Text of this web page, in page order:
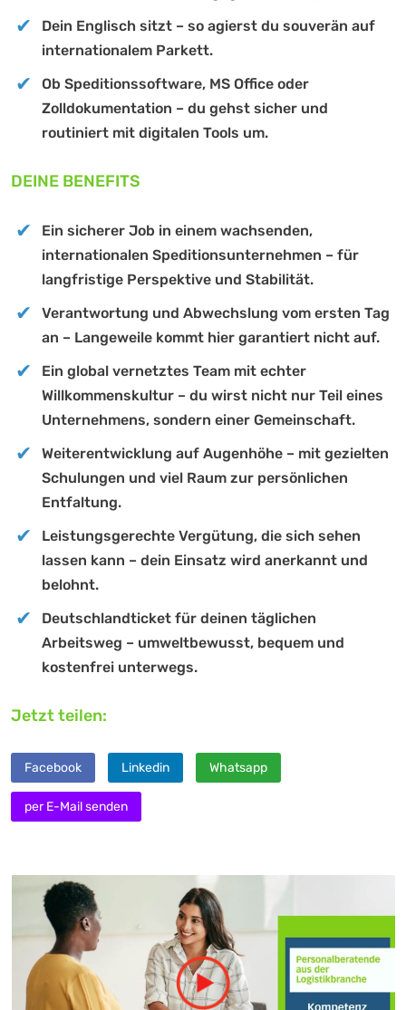
Dein Englisch sitzt – so agierst du souverän auf
internationalem Parkett.
Ob Speditionssoftware, MS Office oder
Zolldokumentation – du gehst sicher und
routiniert mit digitalen Tools um.
DEINE BENEFITS
Ein sicherer Job in einem wachsenden,
internationalen Speditionsunternehmen – für
langfristige Perspektive und Stabilität.
Verantwortung und Abwechslung vom ersten Tag
an – Langeweile kommt hier garantiert nicht auf.
Ein global vernetztes Team mit echter
Willkommenskultur – du wirst nicht nur Teil eines
Unternehmens, sondern einer Gemeinschaft.
Weiterentwicklung auf Augenhöhe – mit gezielten
Schulungen und viel Raum zur persönlichen
Entfaltung.
Leistungsgerechte Vergütung, die sich sehen
lassen kann – dein Einsatz wird anerkannt und
belohnt.
Deutschlandticket für deinen täglichen
Arbeitsweg – umweltbewusst, bequem und
kostenfrei unterwegs.
Jetzt teilen:
Facebook Linkedin Whatsapp
per E-Mail senden